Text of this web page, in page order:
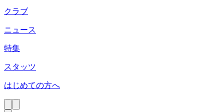
クラブ
ニュース
特集
スタッツ
はじめての方へ